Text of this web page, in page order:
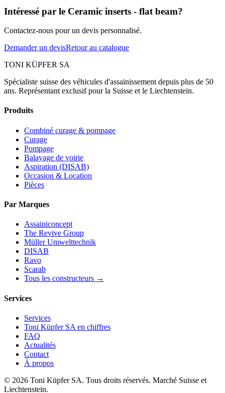
Intéressé par le Ceramic inserts - flat beam?
Contactez-nous pour un devis personnalisé.
Demander un devisRetour au catalogue
TONI KÜPFER SA
Spécialiste suisse des véhicules d'assainissement depuis plus de 50
ans. Représentant exclusif pour la Suisse et le Liechtenstein.
Produits
Combiné curage & pompage
Curage
Pompage
Balayage de voirie
Aspiration (DISAB)
Occasion & Location
Pièces
Par Marques
Assainiconcept
The Revive Group
Müller Umwelttechnik
DISAB
Ravo
Scarab
Tous les constructeurs →
Services
Services
Toni Küpfer SA en chiffres
FAQ
Actualités
Contact
À propos
© 2026 Toni Küpfer SA. Tous droits réservés. Marché Suisse et
Liechtenstein.